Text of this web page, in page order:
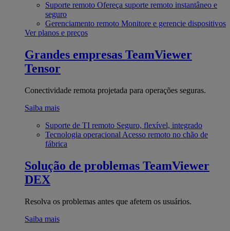
Suporte remoto Ofereça suporte remoto instantâneo e
seguro
Gerenciamento remoto Monitore e gerencie dispositivos
Ver planos e preços
Grandes empresas TeamViewer
Tensor
Conectividade remota projetada para operações seguras.
Saiba mais
Suporte de TI remoto Seguro, flexível, integrado
Tecnologia operacional Acesso remoto no chão de
fábrica
Solução de problemas TeamViewer
DEX
Resolva os problemas antes que afetem os usuários.
Saiba mais